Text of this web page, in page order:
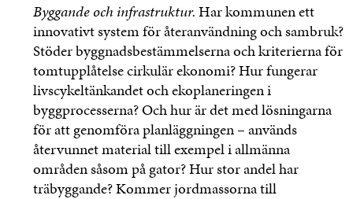
Byggande och infrastruktur.Har kommunen ett
innovativt system för återanvändning och sambruk?
Stöder byggnadsbestämmelserna och kriterierna för
tomtupplåtelse cirkulär ekonomi? Hur fungerar
livscykeltänkandet och ekoplaneringen i
byggprocesserna? Och hur är det med lösningarna
för att genomföra planläggningen – används
återvunnet material till exempel i allmänna
områden såsom på gator? Hur stor andel har
träbyggande? Kommer jordmassorna till